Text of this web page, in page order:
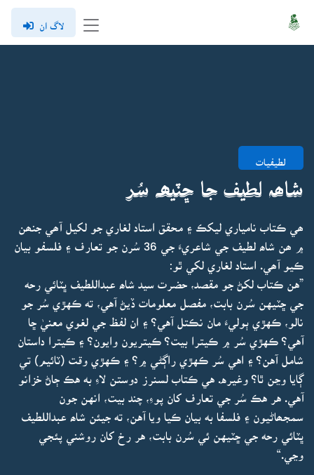
لاگ ان
لطيفيات
شاھہ لطيف جا ڇٽيھہ سُر
ھي ڪتاب نامياري ليکڪ ۽ محقق استاد لغاري جو لکيل آھي جنھن
۾ ھن شاھ لطيف جي شاعريءَ جي 36 سُرن جو تعارف ۽ فلسفو بيان
ڪيو آھي. استاد لغاري لکي ٿو:
”هن ڪتاب لکڻ جو مقصد، حضرت سيد شاھ عبداللطيف ڀٽائي رحه
جي ڇٽيهن سُرن بابت، مفصل معلومات ڏيڻ آهي، ته ڪهڙي سُر جو
نالو، ڪهڙي ٻوليءَ مان نڪتل آهي؟ ۽ ان لفظ جي لغوي معنيٰ ڇا
آهي؟ ڪهڙي سُر ۾ ڪيترا بيت؟ ڪيتريون وايون؟ ۽ ڪيترا داستان
شامل آهن؟ ۽ اهي سُر ڪهڙي راڳڻي ۾؟ ۽ ڪهڙي وقت (ٽائيم) تي
ڳايا وڃن ٿا؟ وغيره. هي ڪتاب لسنرز دوستن لاءِ به هڪ ڄاڻ خزانو
آهي. هر هڪ سُر جي تعارف کان پوءِ، چند بيت، انهن جون
سمجھاڻيون ۽ فلسفا به بيان ڪيا ويا آهن، ته جيئن شاھ عبداللطيف
ڀٽائي رحه جي ڇٽيهن ئي سُرن بابت، هر رخ کان روشني پئجي
وڃي.“